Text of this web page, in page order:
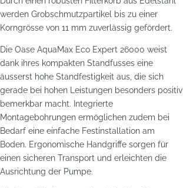
werden Grobschmutzpartikel bis zu einer
Korngrösse von 11 mm zuverlässig gefördert.
Die Oase AquaMax Eco Expert 26000 weist
dank ihres kompakten Standfusses eine
äusserst hohe Standfestigkeit aus, die sich
gerade bei hohen Leistungen besonders positiv
bemerkbar macht. Integrierte
Montagebohrungen ermöglichen zudem bei
Bedarf eine einfache Festinstallation am
Boden. Ergonomische Handgriffe sorgen für
einen sicheren Transport und erleichten die
Ausrichtung der Pumpe.